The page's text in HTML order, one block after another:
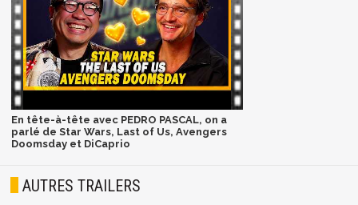
En tête-à-tête avec PEDRO PASCAL, on a
parlé de Star Wars, Last of Us, Avengers
Doomsday et DiCaprio
AUTRES TRAILERS